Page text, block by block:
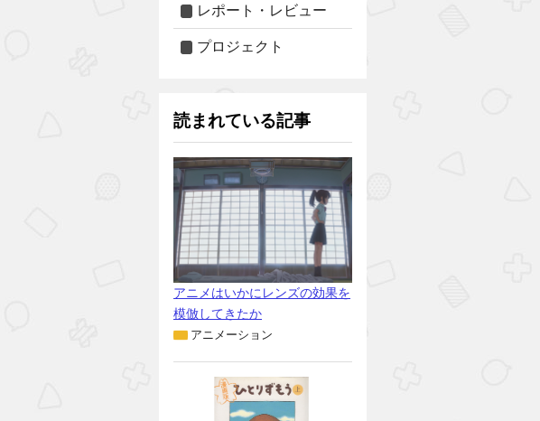
レポート・レビュー
プロジェクト
読まれている記事
アニメはいかにレンズの効果を
模倣してきたか
アニメーション